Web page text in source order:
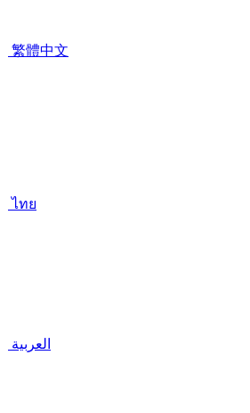
繁體中文
ไทย
العربية